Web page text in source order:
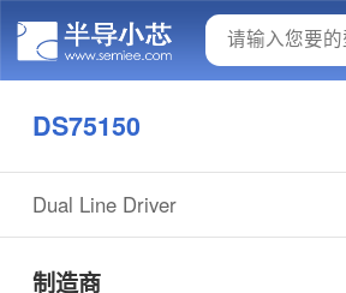
DS75150
Dual Line Driver
制造商